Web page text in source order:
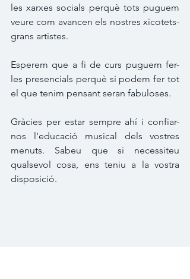
les xarxes socials perquè tots puguem
veure com avancen els nostres xicotets-
grans artistes.
Esperem que a fi de curs puguem fer-
les presencials perquè si podem fer tot
el que tenim pensant seran fabuloses.
Gràcies per estar sempre ahí i confiar-
nos l'educació musical dels vostres
menuts. Sabeu que si necessiteu
qualsevol cosa, ens teniu a la vostra
disposició.